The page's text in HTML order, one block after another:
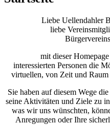
Liebe Uellendahler
liebe
mit dieser
interessierten Personen die
virtuellen, von Zeit und
Sie haben auf diesem Wege
seine Aktivitäten und Ziele zu
was wir uns wünschten,
Anregungen oder Ihre